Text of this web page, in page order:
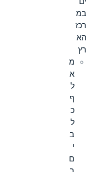
במ
רכז
הא
רץ
מ
א
ל
ף
כ
ל
ב
י
ם